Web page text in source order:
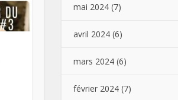
mai 2024 (7)
avril 2024 (6)
mars 2024 (6)
février 2024 (7)